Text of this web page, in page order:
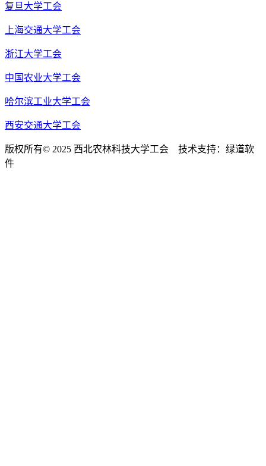
复旦大学工会
上海交通大学工会
浙江大学工会
中国农业大学工会
哈尔滨工业大学工会
西安交通大学工会
版权所有© 2025 西北农林科技大学工会 技术支持：绿道软
件